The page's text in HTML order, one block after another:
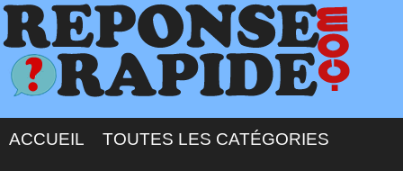
ACCUEIL TOUTES LES CATÉGORIES